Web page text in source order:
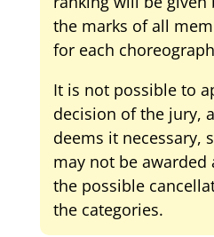
the marks of all
for each
It is not possible to
decision of the jury,
deems it necessary,
may not be
the possible
the categories.